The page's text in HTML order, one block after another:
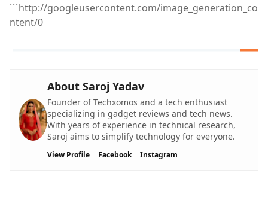
```http://googleusercontent.com/image_generation_co
ntent/0
About Saroj Yadav
Founder of Techxomos and a tech enthusiast
specializing in gadget reviews and tech news.
With years of experience in technical research,
Saroj aims to simplify technology for everyone.
View Profile Facebook Instagram